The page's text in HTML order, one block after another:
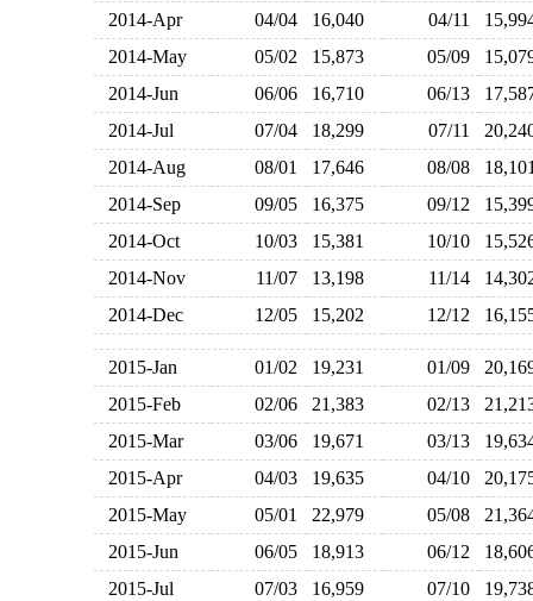
2014-Apr
04/04 16,040 04/11
2014-May
05/02 15,873 05/09
2014-Jun
06/06 16,710 06/13
2014-Jul
07/04 18,299 07/11
2014-Aug
08/01 17,646 08/08
2014-Sep
09/05 16,375 09/12
2014-Oct
10/03 15,381 10/10
2014-Nov
11/07 13,198 11/14
2014-Dec
12/05 15,202 12/12
2015-Jan 01/02 19,231 01/09
2015-Feb
02/06 21,383 02/13
2015-Mar
03/06 19,671 03/13
2015-Apr
04/03 19,635 04/10
2015-May
05/01 22,979 05/08
2015-Jun
06/05 18,913 06/12
2015-Jul
07/03 16,959 07/10